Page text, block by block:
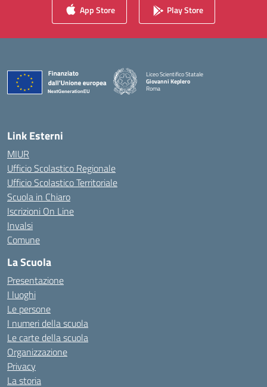
App Store Play Store
Liceo Scientifico Statale
Giovanni Keplero
Roma
Link Esterni
MIUR
Ufficio Scolastico Regionale
Ufficio Scolastico Territoriale
Scuola in Chiaro
Iscrizioni On Line
Invalsi
Comune
La Scuola
Presentazione
I luoghi
Le persone
I numeri della scuola
Le carte della scuola
Organizzazione
Privacy
La storia